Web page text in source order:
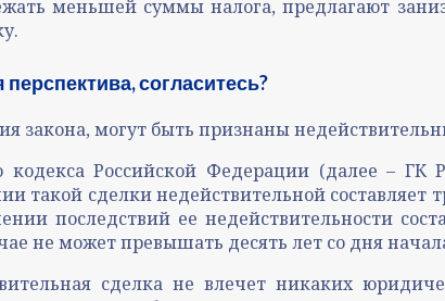
меньшей суммы налога, предлагают
согласитесь?
закона, могут быть признаны
кодекса Российской Федерации (далее –
такой сделки недействительной
последствий ее недействительности
не может превышать десять лет со дня
сделка не влечет никаких